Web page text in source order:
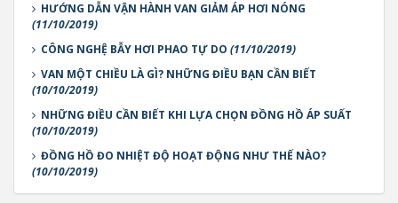
HƯỚNG DẪN VẬN HÀNH VAN GIẢM ÁP HƠI NÓNG
(11/10/2019)
CÔNG NGHỆ BẪY HƠI PHAO TỰ DO (11/10/2019)
VAN MỘT CHIỀU LÀ GÌ? NHỮNG ĐIỀU BẠN CẦN BIẾT
(10/10/2019)
NHỮNG ĐIỀU CẦN BIẾT KHI LỰA CHỌN ĐỒNG HỒ ÁP SUẤT
(10/10/2019)
ĐỒNG HỒ ĐO NHIỆT ĐỘ HOẠT ĐỘNG NHƯ THẾ NÀO?
(10/10/2019)